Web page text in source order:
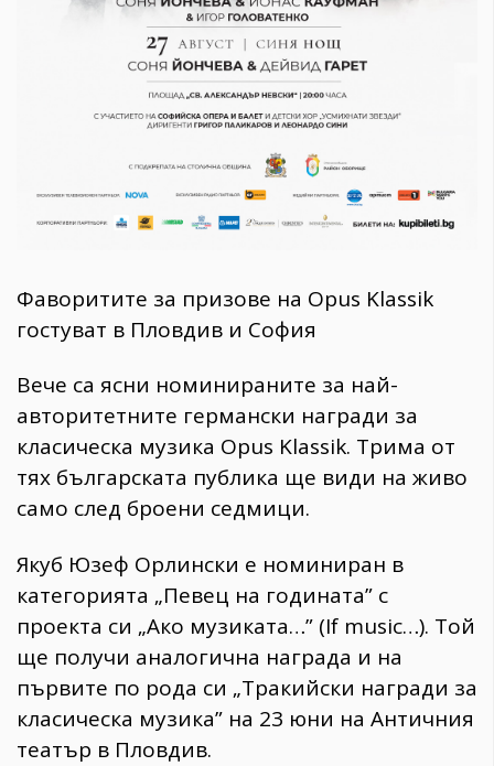
ПОСЛЕДВАЙТЕ
Фаворитите за призове на Opus Klassik
гостуват в Пловдив и София
Вече са ясни номинираните за най-
авторитетните германски награди за
класическа музика Opus Klassik. Трима от
тях българската публика ще види на живо
само след броени седмици.
Якуб Юзеф Орлински е номиниран в
категорията „Певец на годината” с
проекта си „Ако музиката…” (If music…). Той
ще получи аналогична награда и на
първите по рода си „Тракийски награди за
класическа музика” на 23 юни на Античния
театър в Пловдив.